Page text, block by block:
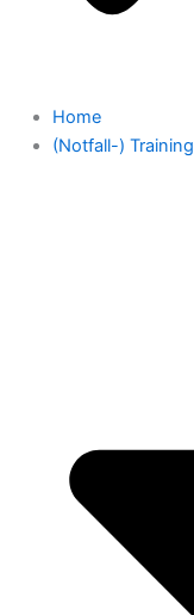
Home
(Notfall-) Training